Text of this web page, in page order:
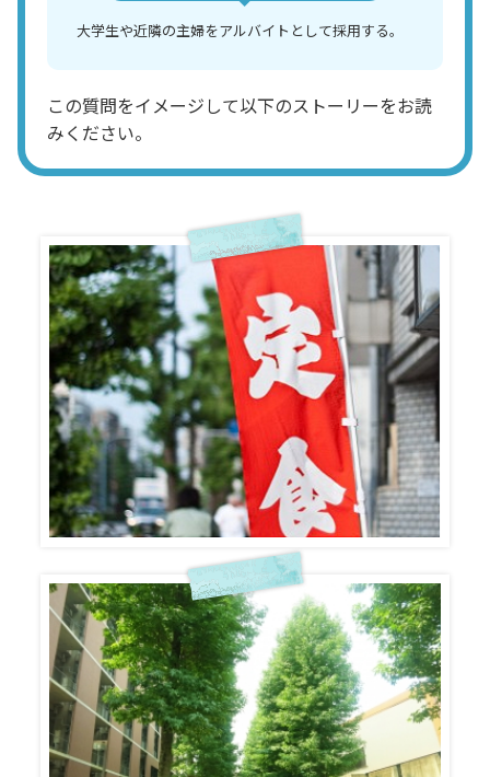
大学生や近隣の主婦をアルバイトとして採用する。
この質問をイメージして以下のストーリーをお読
みください。